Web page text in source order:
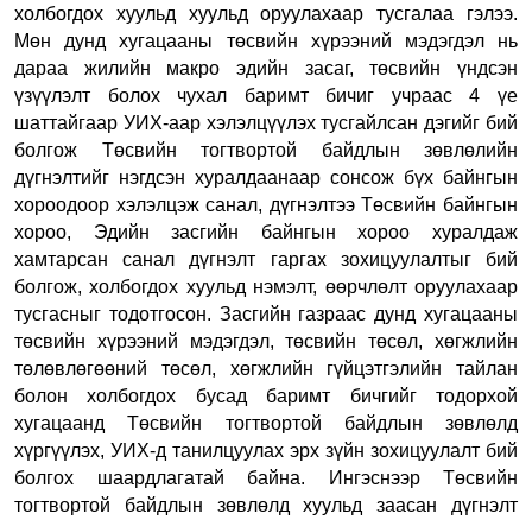
холбогдох хуульд хуульд оруулахаар тусгалаа гэлээ.
Мөн дунд хугацааны төсвийн хүрээний мэдэгдэл нь
дараа жилийн макро эдийн засаг, төсвийн үндсэн
үзүүлэлт болох чухал баримт бичиг учраас 4 үе
шаттайгаар УИХ-аар хэлэлцүүлэх тусгайлсан дэгийг бий
болгож Төсвийн тогтвортой байдлын зөвлөлийн
дүгнэлтийг нэгдсэн хуралдаанаар сонсож бүх байнгын
хороодоор хэлэлцэж санал, дүгнэлтээ Төсвийн байнгын
хороо, Эдийн засгийн байнгын хороо хуралдаж
хамтарсан санал дүгнэлт гаргах зохицуулалтыг бий
болгож, холбогдох хуульд нэмэлт, өөрчлөлт оруулахаар
тусгасныг тодотгосон. Засгийн газраас дунд хугацааны
төсвийн хүрээний мэдэгдэл, төсвийн төсөл, хөгжлийн
төлөвлөгөөний төсөл, хөгжлийн гүйцэтгэлийн тайлан
болон холбогдох бусад баримт бичгийг тодорхой
хугацаанд Төсвийн тогтвортой байдлын зөвлөлд
хүргүүлэх, УИХ-д танилцуулах эрх зүйн зохицуулалт бий
болгох шаардлагатай байна. Ингэснээр Төсвийн
тогтвортой байдлын зөвлөлд хуульд заасан дүгнэлт